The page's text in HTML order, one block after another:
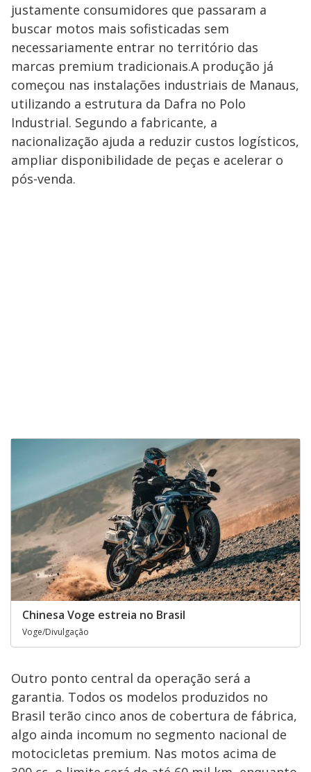
justamente consumidores que passaram a
buscar motos mais sofisticadas sem
necessariamente entrar no território das
marcas premium tradicionais.A produção já
começou nas instalações industriais de Manaus,
utilizando a estrutura da Dafra no Polo
Industrial. Segundo a fabricante, a
nacionalização ajuda a reduzir custos logísticos,
ampliar disponibilidade de peças e acelerar o
pós-venda.
Chinesa Voge estreia no Brasil
Voge/Divulgação
Outro ponto central da operação será a
garantia. Todos os modelos produzidos no
Brasil terão cinco anos de cobertura de fábrica,
algo ainda incomum no segmento nacional de
motocicletas premium. Nas motos acima de